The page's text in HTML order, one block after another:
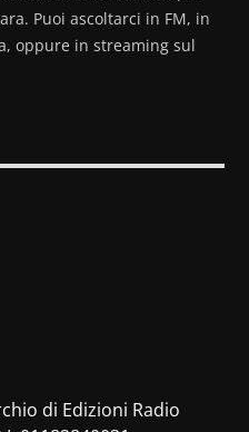
Puoi ascoltarci in FM, in
oppure in streaming sul
di Edizioni Radio